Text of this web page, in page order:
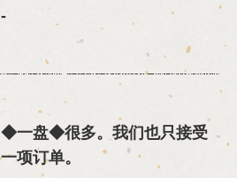
-
◆一盘◆很多。我们也只接受
一项订单。